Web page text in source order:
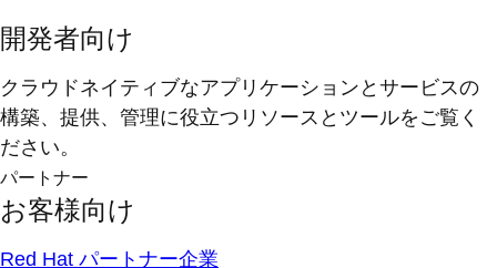
開発者向け
クラウドネイティブなアプリケーションとサービスの
構築、提供、管理に役立つリソースとツールをご覧く
ださい。
パートナー
お客様向け
Red Hat パートナー企業